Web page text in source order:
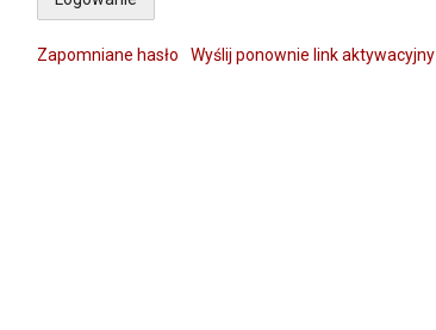
Zapomniane hasło Wyślij ponownie link aktywacyjny